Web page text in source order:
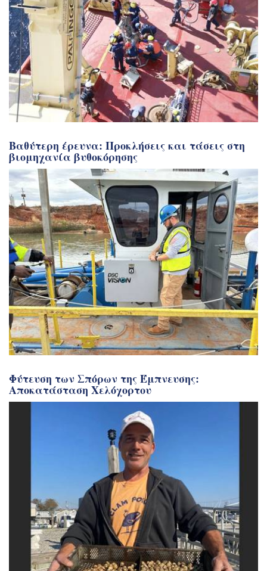
Βαθύτερη έρευνα: Προκλήσεις και τάσεις στη
βιομηχανία βυθοκόρησης
Φύτευση των Σπόρων της Έμπνευσης:
Αποκατάσταση Χελόχορτου